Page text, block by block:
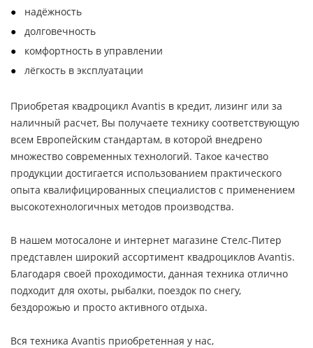
надёжность
долговечность
комфортность в управлении
лёгкость в эксплуатации
Приобретая квадроцикл Avantis в кредит, лизинг или за
наличный расчет, Вы получаете технику соответствующую
всем Европейским стандартам, в которой внедрено
множество современных технологий. Такое качество
продукции достигается использованием практического
опыта квалифицированных специалистов с применением
высокотехнологичных методов производства.
В нашем мотосалоне и интернет магазине Стелс-Питер
представлен широкий ассортимент квадроциклов Avantis.
Благодаря своей проходимости, данная техника отлично
подходит для охоты, рыбалки, поездок по снегу,
бездорожью и просто активного отдыха.
Вся техника Avantis приобретенная у нас,